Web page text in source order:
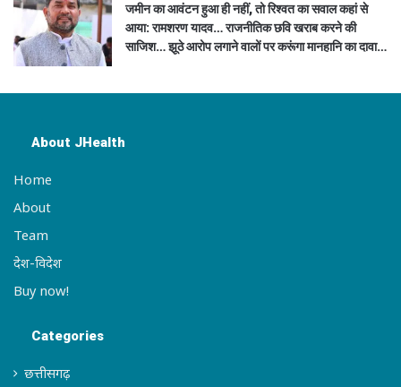
जमीन का आवंटन हुआ ही नहीं, तो रिश्वत का सवाल कहां से
आया: रामशरण यादव… राजनीतिक छवि खराब करने की
साजिश… झूठे आरोप लगाने वालों पर करूंगा मानहानि का दावा…
About JHealth
Home
About
Team
देश-विदेश
Buy now!
Categories
छत्तीसगढ़